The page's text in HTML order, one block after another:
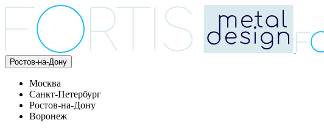
Ростов-на-Дону
Москва
Санкт-Петербург
Ростов-на-Дону
Воронеж